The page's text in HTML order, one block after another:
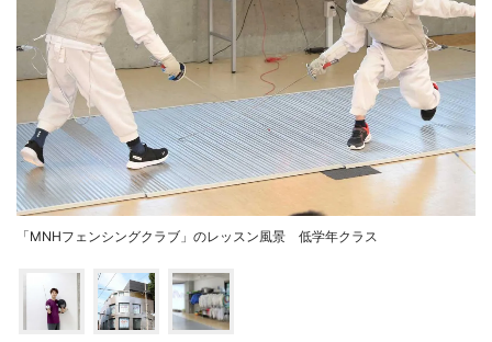
「MNHフェンシングクラブ」のレッスン風景 低学年クラス